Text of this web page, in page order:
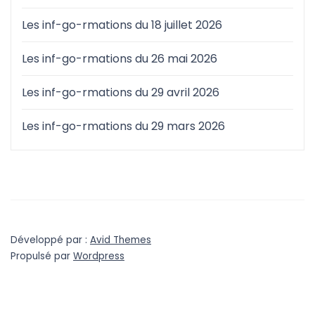
Les inf-go-rmations du 18 juillet 2026
Les inf-go-rmations du 26 mai 2026
Les inf-go-rmations du 29 avril 2026
Les inf-go-rmations du 29 mars 2026
Développé par : Avid Themes
Propulsé par Wordpress